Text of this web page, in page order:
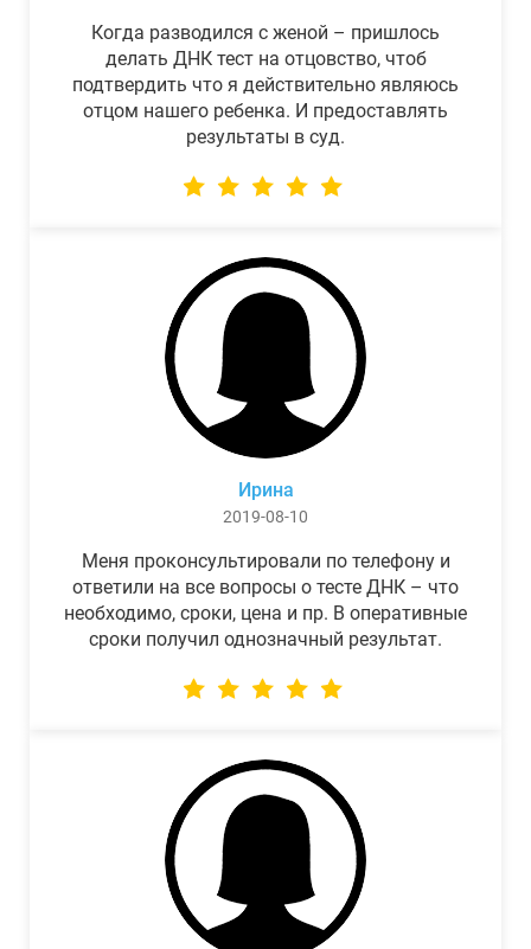
Когда разводился с женой – пришлось
делать ДНК тест на отцовство, чтоб
подтвердить что я действительно являюсь
отцом нашего ребенка. И предоставлять
результаты в суд.
Ирина
2019-08-10
Меня проконсультировали по телефону и
ответили на все вопросы о тесте ДНК – что
необходимо, сроки, цена и пр. В оперативные
сроки получил однозначный результат.